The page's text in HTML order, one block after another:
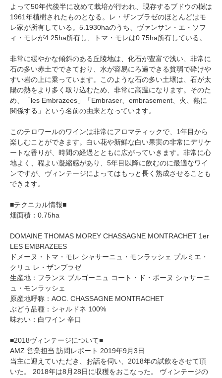
よって50年代後半に改めて栽培が行われ、現存するブドウの樹は
1961年植樹されたものとなる。レ・ザンブラゼのほとんどはモ
レ家が所有している。5.1930haのうち、ヴァンサン・エ・ソフ
ィ・モレが4.25ha所有し、トマ・モレは0.75ha所有している。
非常に緩やかな傾斜のある丘陵地は、化石が豊富で浅い、非常に
石の多い赤土でできており、水が容易にろ過できる貧弱で砕けや
すい岩の上に乗っています。このような石の多い土壌は、石が太
陽の熱をより多く取り込むため、非常に高温になります。そのた
め、「les Embrazees」「Embraser、embrasement、火、熱に
関係する」という名前の由来となっています。
このテロワールのワインは非常にアロマティックで、1年目から
楽しむことができます。白い花や新鮮な白い果実の非常にデリケ
ートな香りが、時間の経過とともに広がっていきます。非常に心
地よく、程よい凝縮感があり、5年目以降に飲むのに最適なワイ
ンですが、ヴィンテージによってはもっと長く熟成させることも
できます。
■テクニカル情報■
畑面積：0.75ha
DOMAINE THOMAS MOREY CHASSAGNE MONTRACHET 1er
LES EMBRAZEES
ドメーヌ・トマ・モレ シャサーニュ・モンラッシェ プルミエ・
クリュ レ・ザンブラゼ
生産地：フランス ブルゴーニュ コート・ド・ボーヌ シャサーニ
ュ・モンラッシェ
原産地呼称：AOC. CHASSAGNE MONTRACHET
ぶどう品種：シャルドネ 100%
味わい：白ワイン 辛口
■2018ヴィンテージについて■
AMZ 営業担当 訪問レポート 2019年9月3日
当主に迎えていただき、お話を伺い、2018年の試飲をさせて頂
いた。 2018年は8月28日に収穫をおこなった。 ヴィンテージの